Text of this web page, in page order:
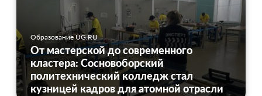
Образование UG.RU
От мастерской до современного
кластера: Сосновоборский
политехнический колледж стал
кузницей кадров для атомной отрасли